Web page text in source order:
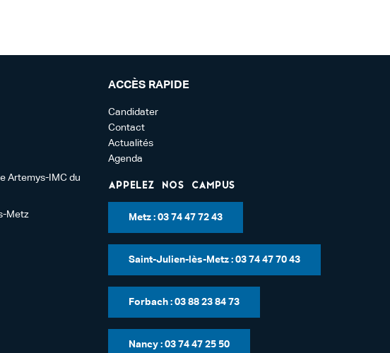
ACCÈS RAPIDE
Candidater
Contact
Actualités
Agenda
Appelez nos campus
Metz : 03 74 47 72 43
Saint-Julien-lès-Metz : 03 74 47 70 43
Forbach : 03 88 23 84 73
Nancy : 03 74 47 25 50
Artemys-IMC du
Metz